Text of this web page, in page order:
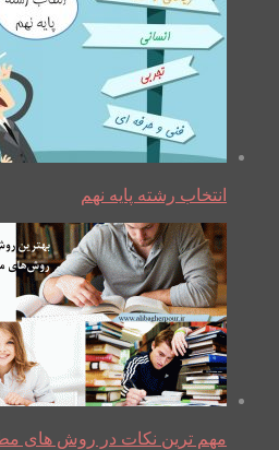
انتخاب رشته پایه نهم
مهم ترین نکات در روش های